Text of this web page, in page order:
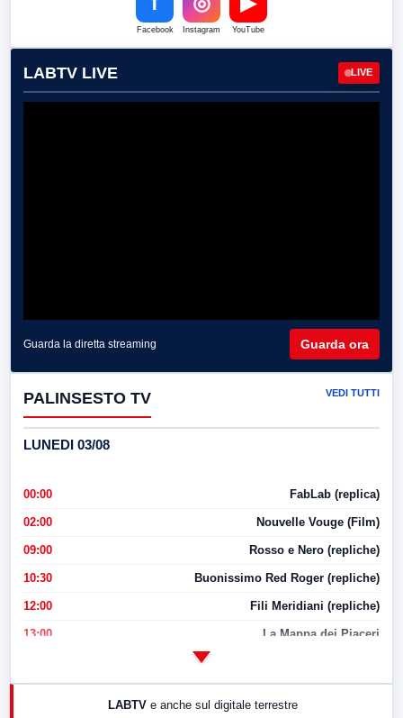
Facebook Instagram YouTube
LABTV LIVE LIVE
Guarda la diretta streaming Guarda ora
PALINSESTO TV VEDI TUTTI
LUNEDI 03/08
00:00 FabLab (replica)
02:00 Nouvelle Vouge (Film)
09:00 Rosso e Nero (repliche)
10:30 Buonissimo Red Roger (repliche)
12:00 Fili Meridiani (repliche)
13:00 La Mappa dei Piaceri
LABTV e anche sul digitale terrestre